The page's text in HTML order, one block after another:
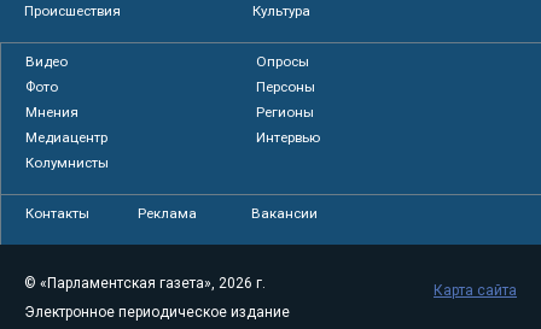
Происшествия
Культура
Видео
Опросы
Фото
Персоны
Мнения
Регионы
Медиацентр
Интервью
Колумнисты
Контакты Реклама Вакансии
© «Парламентская газета», 2026 г.
Электронное периодическое издание
Карта сайта